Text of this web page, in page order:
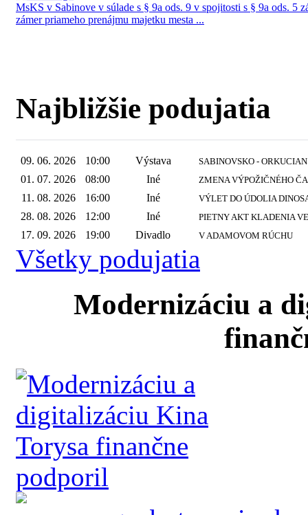
MsKS v Sabinove v súlade s § 9a ods. 9 v spojitosti s § 9a ods. 5
zámer priameho prenájmu majetku mesta ...
Najbližšie podujatia
09. 06. 2026 10:00 Výstava SABINOVSKO -
01. 07. 2026 08:00 Iné ZMENA VÝPOŽIČNÉHO
11. 08. 2026 16:00 Iné VÝLET DO ÚDOLIA
28. 08. 2026 12:00 Iné PIETNY AKT KLADENIA
17. 09. 2026 19:00 Divadlo V ADAMOVOM RÚCHU
Všetky podujatia
Modernizáciu a